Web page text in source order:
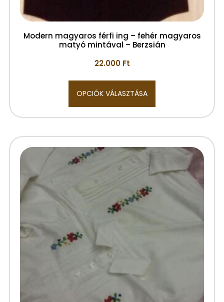
Modern magyaros férfi ing – fehér magyaros
matyó mintával – Berzsián
22.000 Ft
OPCIÓK VÁLASZTÁSA